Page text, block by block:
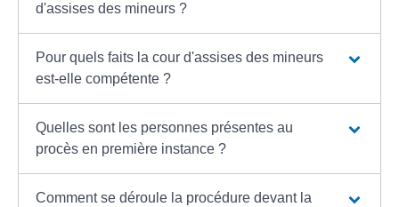
d'assises des mineurs ?
Pour quels faits la cour d'assises des mineurs
est-elle compétente ?
Quelles sont les personnes présentes au
procès en première instance ?
Comment se déroule la procédure devant la